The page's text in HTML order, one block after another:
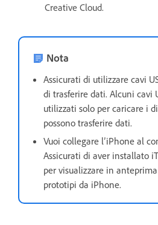
Creative Cloud.
Nota
Assicurati di utilizzare cavi
di trasferire dati. Alcuni cavi
utilizzati solo per caricare i
possono trasferire dati.
Vuoi collegare l’iPhone al
Assicurati di aver installato
per visualizzare in
prototipi da iPhone.